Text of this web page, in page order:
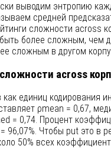
выводим энтропию
средней
сложности across
более сложным, чем
сложным в другом
across
как единиц кодирования
ρmean = 0,67,
= 0,74. Процент
96,07%. Чтобы put это в
50% всех